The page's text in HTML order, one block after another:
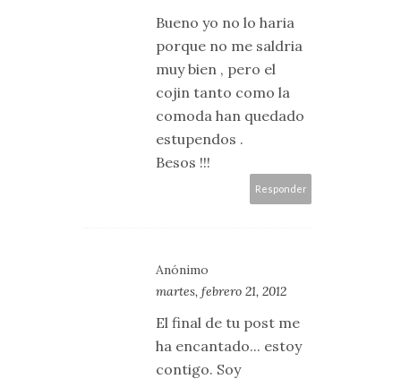
Bueno yo no lo haria
porque no me saldria
muy bien , pero el
cojin tanto como la
comoda han quedado
estupendos .
Besos !!!
Responder
Anónimo
martes, febrero 21, 2012
El final de tu post me
ha encantado... estoy
contigo. Soy